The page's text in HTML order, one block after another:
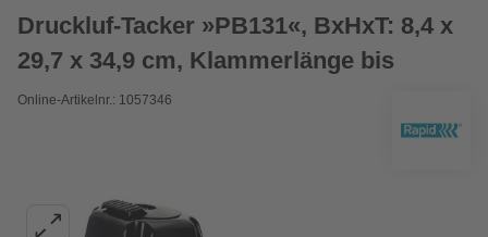
Druckluf-Tacker »PB131«, BxHxT: 8,4 x
29,7 x 34,9 cm, Klammerlänge bis
Online-Artikelnr.: 1057346